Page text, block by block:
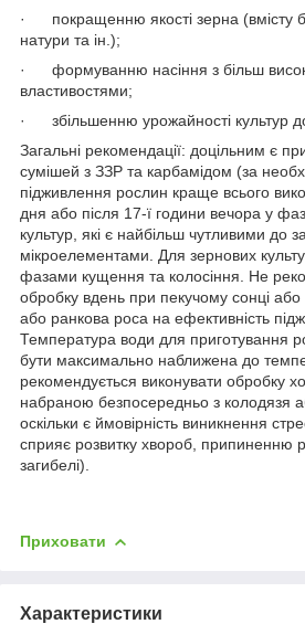
· покращенню якості зерна (вмісту
натури та ін.);
· формуванню насіння з більш
властивостями;
· збільшенню урожайності культур
Загальні рекомендації: доцільним є
сумішей з ЗЗР та карбамідом (за
підживлення рослин краще всього
дня або після 17-ї години вечора у
культур, які є найбільш чутливими до
мікроелементами. Для зернових
фазами кущення та колосіння. Не
обробку вдень при пекучому сонці або
або ранкова роса на ефективність
Температура води для приготування
бути максимально наближена до
рекомендується виконувати обробку
набраною безпосередньо з колодязя
оскільки є ймовірність виникнення
сприяє розвитку хвороб, припиненню
загибелі).
Приховати
Характеристики